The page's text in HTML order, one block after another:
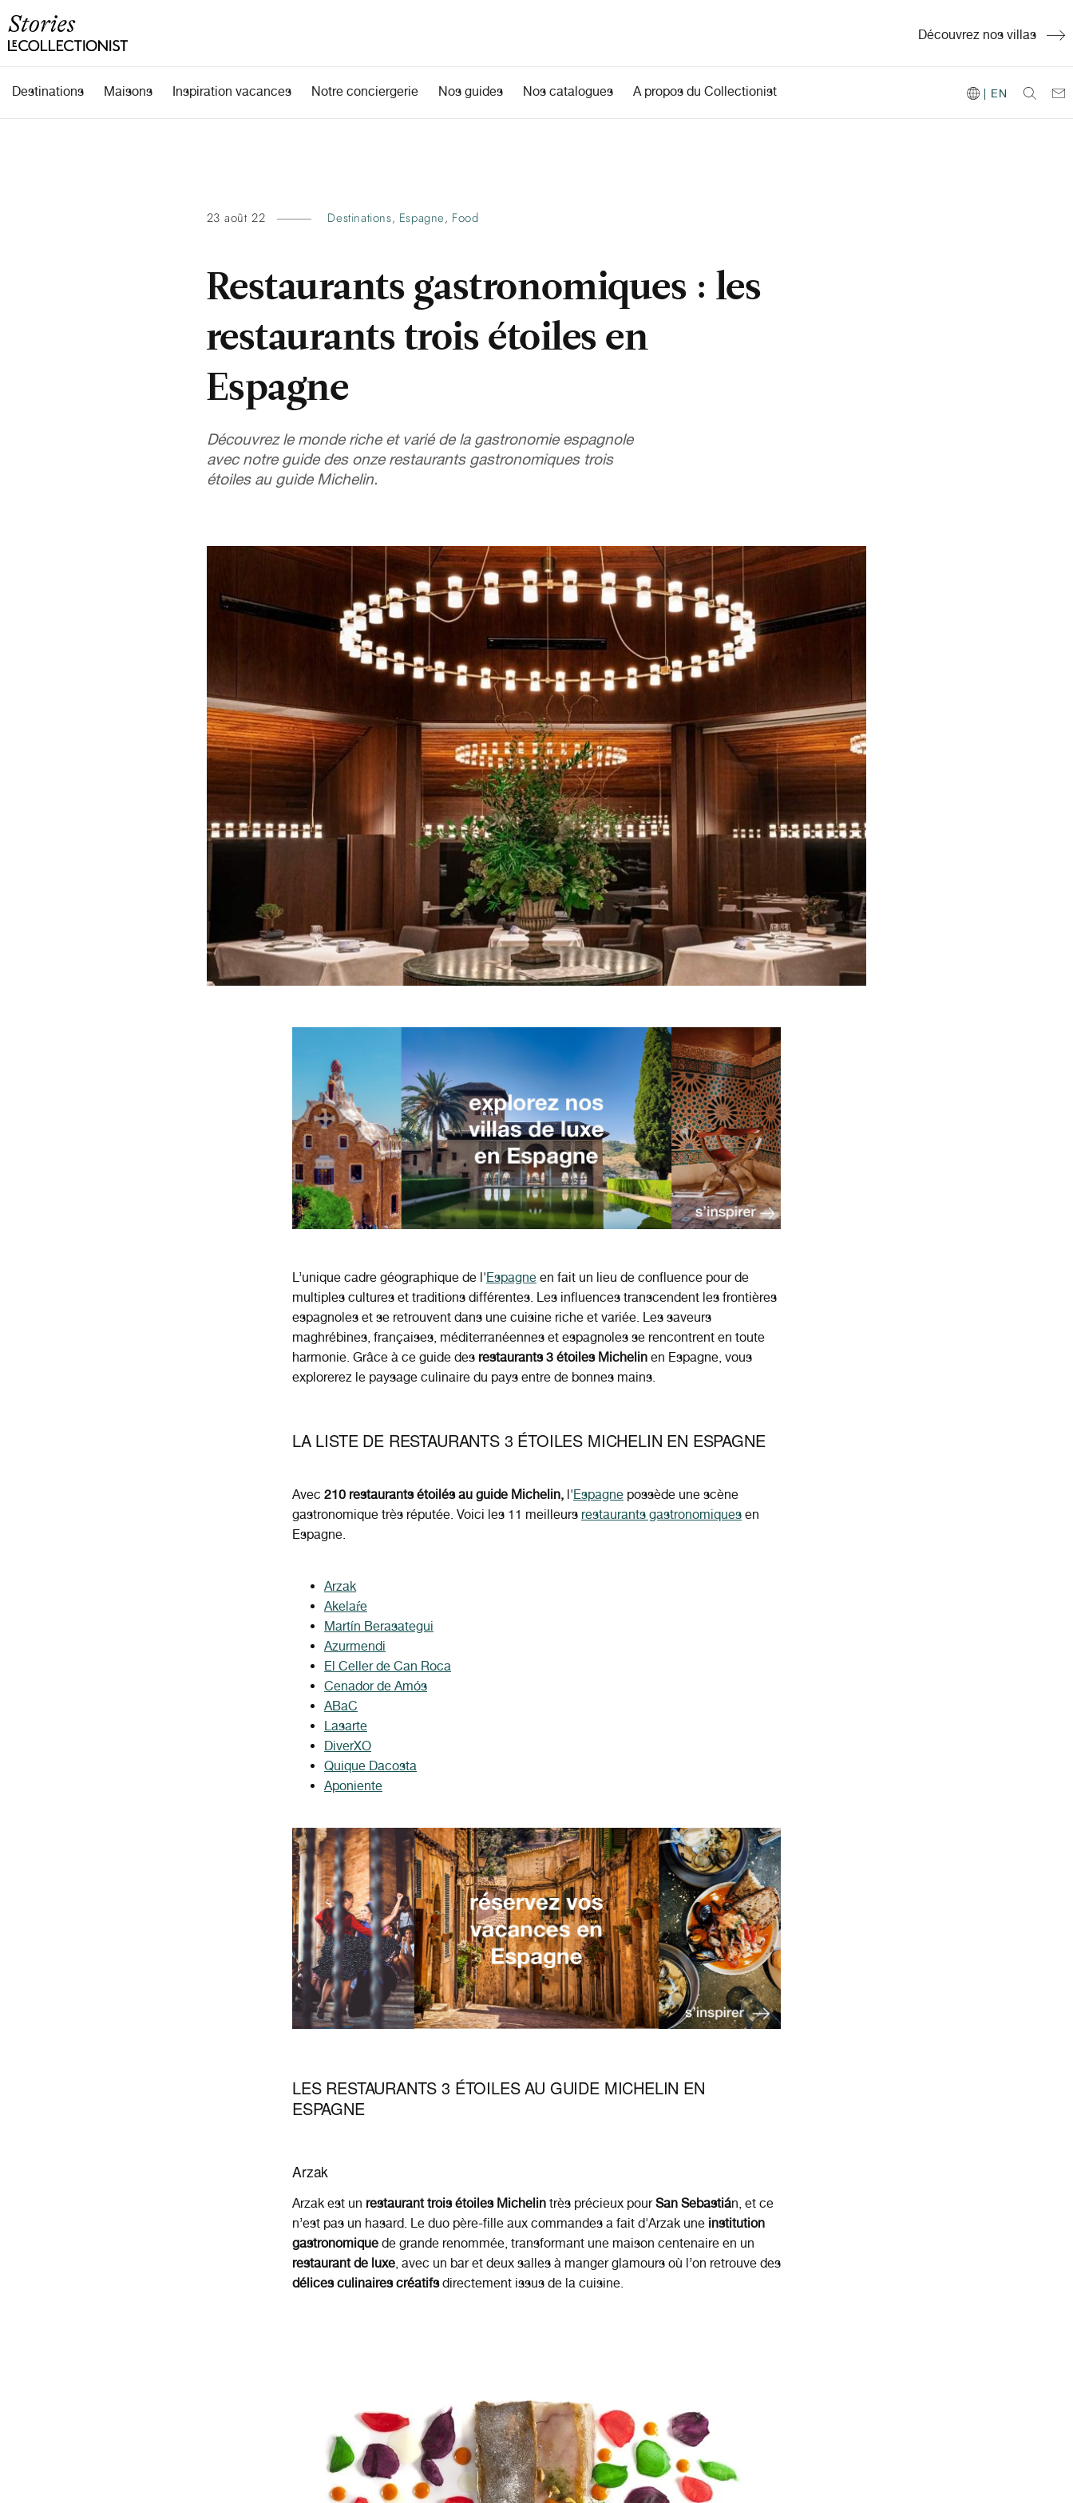
Découvrez nos villas
Destinations Maisons Inspiration vacances Notre conciergerie Nos guides Nos catalogues A propos du Collectionist | EN
23 août 22 Destinations, Espagne, Food
Restaurants gastronomiques : les
restaurants trois étoiles en
Espagne
Découvrez le monde riche et varié de la gastronomie espagnole
avec notre guide des onze restaurants gastronomiques trois
étoiles au guide Michelin.
L’unique cadre géographique de l'Espagne en fait un lieu de confluence pour de
multiples cultures et traditions différentes. Les influences transcendent les frontières
espagnoles et se retrouvent dans une cuisine riche et variée. Les saveurs
maghrébines, françaises, méditerranéennes et espagnoles se rencontrent en toute
harmonie. Grâce à ce guide des restaurants 3 étoiles Michelin en Espagne, vous
explorerez le paysage culinaire du pays entre de bonnes mains.
LA LISTE DE RESTAURANTS 3 ÉTOILES MICHELIN EN ESPAGNE
Avec 210 restaurants étoilés au guide Michelin, l'Espagne possède une scène
gastronomique très réputée. Voici les 11 meilleurs restaurants gastronomiques en
Espagne.
Arzak
Akelaŕe
Martín Berasategui
Azurmendi
El Celler de Can Roca
Cenador de Amós
ABaC
Lasarte
DiverXO
Quique Dacosta
Aponiente
LES RESTAURANTS 3 ÉTOILES AU GUIDE MICHELIN EN
ESPAGNE
Arzak
Arzak est un restaurant trois étoiles Michelin très précieux pourSan Sebastián, et ce
n’est pas un hasard. Le duo père-fille aux commandes a fait d'Arzak une institution
gastronomique de grande renommée, transformant une maison centenaire en un
restaurant de luxe, avec un bar et deux salles à manger glamours où l’on retrouve des
délices culinaires créatifsdirectement issus de la cuisine.